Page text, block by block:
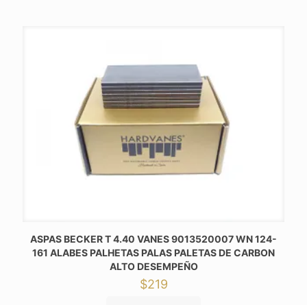
ASPAS BECKER T 4.40 VANES 9013520007 WN 124-
161 ALABES PALHETAS PALAS PALETAS DE CARBON
ALTO DESEMPEÑO
$219